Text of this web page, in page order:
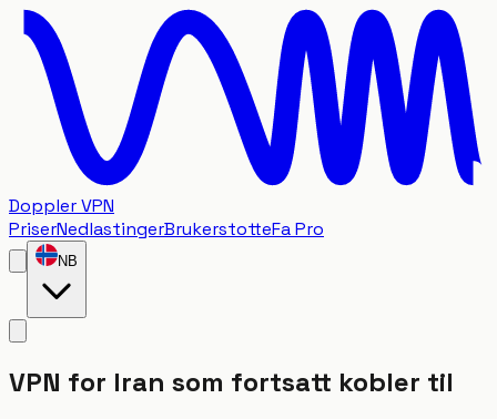
Doppler VPN
PriserNedlastingerBrukerstotteFa Pro
NB
VPN for Iran som fortsatt kobler til